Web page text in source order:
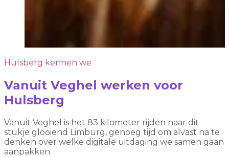
Hulsberg kennen we
Vanuit Veghel werken voor
Hulsberg
Vanuit Veghel is het 83 kilometer rijden naar dit
stukje glooiend Limburg, genoeg tijd om alvast na te
denken over welke digitale uitdaging we samen gaan
aanpakken.